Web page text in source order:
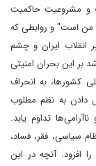
و مشروعیت حاکمیت
است" و روابطی که
انقلاب ایران و چشم
بر این بحران امنیتی
کشورها، به انحراف
دادن به نظم مطلوب
تداوم یابد.
سیاسی، فقر، فساد،
افزود. آنچه در این